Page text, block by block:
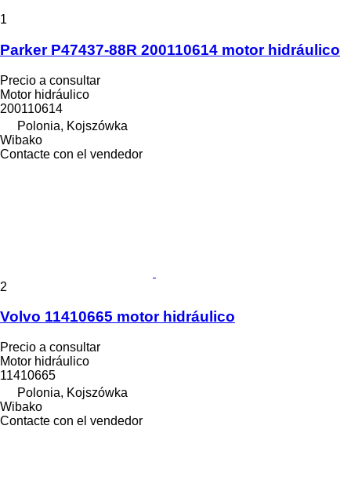
1
Parker P47437-88R 200110614 motor hidráulico
Precio a consultar
Motor hidráulico
200110614
Polonia, Kojszówka
Wibako
Contacte con el vendedor
2
Volvo 11410665 motor hidráulico
Precio a consultar
Motor hidráulico
11410665
Polonia, Kojszówka
Wibako
Contacte con el vendedor